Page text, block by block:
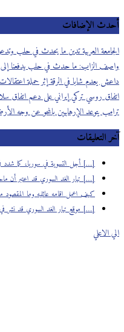
أحدث الإضافات
الجامعة العربية تدين ما يحدث في حلب
واصف الزاب: ما حدث في حلب يدفعنا إلى
داعش يعدم شابا في الرقة إثر حملة
اتفاق روسي تركي إيراني على دعم اتفاق
ترامب يتوعد الإرهابيين بالمحو عن وجه
آخر التعليقات
[…] أجل التسوية في سوريا، كما
[…] تيار الغد السوري قد اعتبر أن
كيف اعمل اقامه عائليه وما المقصود
[…] موقع تيار الغد السوري قد نشر
الي الاعلي